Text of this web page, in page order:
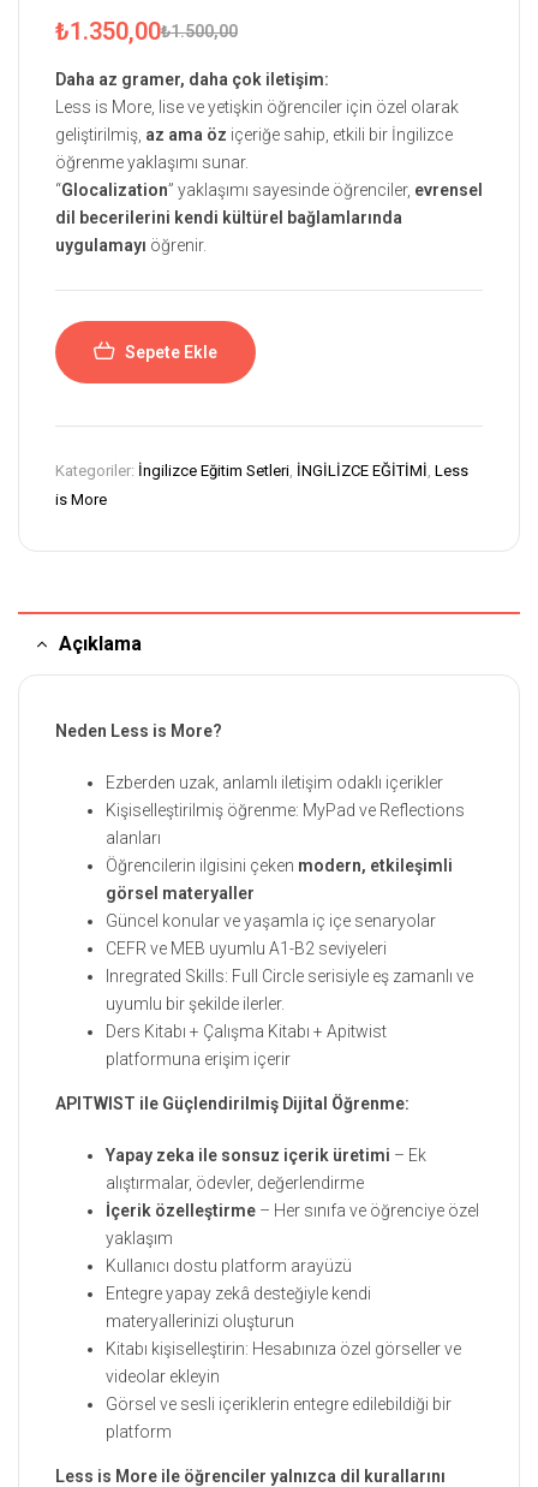
₺1.500,00
₺1.350,00
Daha az gramer, daha çok iletişim:
Less is More, lise ve yetişkin öğrenciler için özel olarak
geliştirilmiş, az ama öz içeriğe sahip, etkili bir İngilizce
öğrenme yaklaşımı sunar.
“Glocalization” yaklaşımı sayesinde öğrenciler, evrensel
dil becerilerini kendi kültürel bağlamlarında
uygulamayı öğrenir.
Sepete Ekle
Kategoriler: İngilizce Eğitim Setleri, İNGİLİZCE EĞİTİMİ, Less
is More
Açıklama
Neden Less is More?
Ezberden uzak, anlamlı iletişim odaklı içerikler
Kişiselleştirilmiş öğrenme: MyPad ve Reflections
alanları
Öğrencilerin ilgisini çeken modern, etkileşimli
görsel materyaller
Güncel konular ve yaşamla iç içe senaryolar
CEFR ve MEB uyumlu A1-B2 seviyeleri
Inregrated Skills: Full Circle serisiyle eş zamanlı ve
uyumlu bir şekilde ilerler.
Ders Kitabı + Çalışma Kitabı + Apitwist
platformuna erişim içerir
APITWIST ile Güçlendirilmiş Dijital Öğrenme:
Yapay zeka ile sonsuz içerik üretimi – Ek
alıştırmalar, ödevler, değerlendirme
İçerik özelleştirme – Her sınıfa ve öğrenciye özel
yaklaşım
Kullanıcı dostu platform arayüzü
Entegre yapay zekâ desteğiyle kendi
materyallerinizi oluşturun
Kitabı kişiselleştirin: Hesabınıza özel görseller ve
videolar ekleyin
Görsel ve sesli içeriklerin entegre edilebildiği bir
platform
Less is More ile öğrenciler yalnızca dil kurallarını